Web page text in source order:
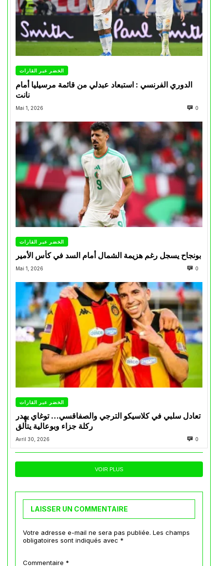
الخضر عبر القارات
الدوري الفرنسي : استبعاد عبدلي من قائمة مرسيليا أمام
نانت
Mai 1, 2026 0
الخضر عبر القارات
بونجاح يسجل رغم هزيمة الشمال أمام السد في كأس الأمير
Mai 1, 2026 0
الخضر عبر القارات
تعادل سلبي في كلاسيكو الترجي والصفاقسي… توغاي يهدر
ركلة جزاء وبوعالية يتألق
Avril 30, 2026 0
VOIR PLUS
LAISSER UN COMMENTAIRE
Votre adresse e-mail ne sera pas publiée. Les champs
obligatoires sont indiqués avec *
Commentaire *